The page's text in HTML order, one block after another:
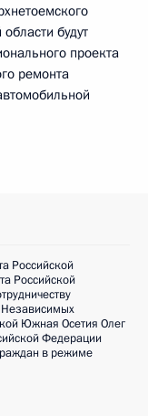
будут
проекта
ремонта
Российской
Российской
Независимых
Южная Осетия Олег
Федерации
в режиме